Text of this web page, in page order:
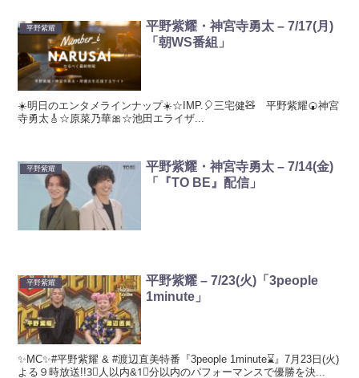
平野紫耀
平野紫耀・神宮寺勇太 – 7/17(月)
「朝WS番組」
☀️明日のエンタメラインナップ☀️☆IMP.🎈三宅健🧸 平野紫耀🍘神宮
寺勇太🎸☆原菜乃華🎀☆池田エライザ...
平野紫耀
平野紫耀・神宮寺勇太 – 7/14(金)
「『TO BE』配信」
平野紫耀
平野紫耀 – 7/23(火)「3people
1minute」
✨MC✨#平野紫耀 & #渡辺直美特番『3people 1minute⌛』7月23日(火)
よる９時放送!!3⃣人以内&1⃣分以内のパフォーマンスで優勝を決...